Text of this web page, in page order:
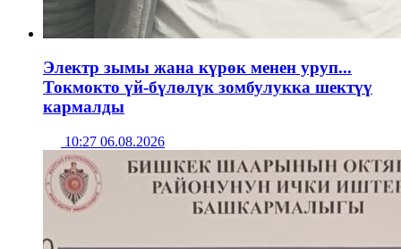
Электр зымы жана күрөк менен уруп...
Токмокто үй-бүлөлүк зомбулукка шектүү
кармалды
10:27 06.08.2026